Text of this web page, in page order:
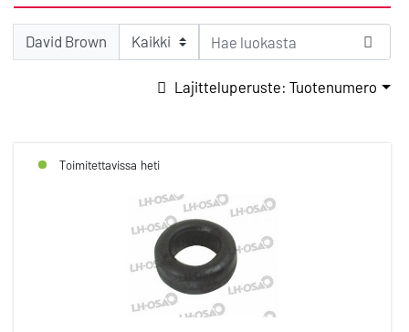
David Brown
Lajitteluperuste: Tuotenumero
Toimitettavissa heti